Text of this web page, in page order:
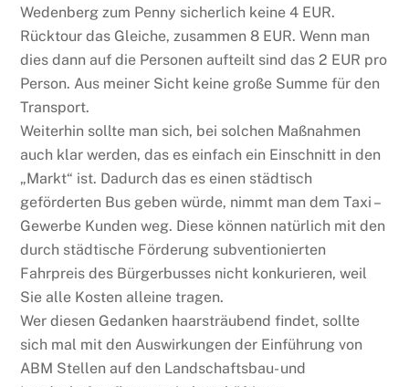
Wedenberg zum Penny sicherlich keine 4 EUR.
Rücktour das Gleiche, zusammen 8 EUR. Wenn man
dies dann auf die Personen aufteilt sind das 2 EUR pro
Person. Aus meiner Sicht keine große Summe für den
Transport.
Weiterhin sollte man sich, bei solchen Maßnahmen
auch klar werden, das es einfach ein Einschnitt in den
„Markt“ ist. Dadurch das es einen städtisch
geförderten Bus geben würde, nimmt man dem Taxi –
Gewerbe Kunden weg. Diese können natürlich mit den
durch städtische Förderung subventionierten
Fahrpreis des Bürgerbusses nicht konkurieren, weil
Sie alle Kosten alleine tragen.
Wer diesen Gedanken haarsträubend findet, sollte
sich mal mit den Auswirkungen der Einführung von
ABM Stellen auf den Landschaftsbau- und